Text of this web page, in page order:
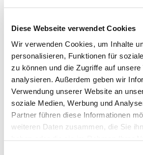
Diese Webseite verwendet Cookies
Wir verwenden Cookies, um Inhalte
personalisieren, Funktionen für
zu können und die Zugriffe auf
analysieren. Außerdem geben wir
Verwendung unserer Website an
soziale Medien, Werbung und
Partner führen diese Informationen
weiteren Daten zusammen, die Sie
GALERIE
DER NEUE
MERCEDES-BENZ